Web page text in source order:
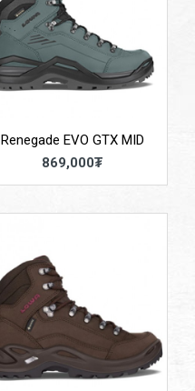
Renegade EVO GTX MID
869,000₮